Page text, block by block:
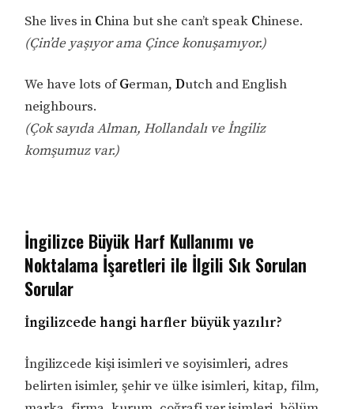
She lives in China but she can’t speak Chinese.
(Çin’de yaşıyor ama Çince konuşamıyor.)
We have lots ofGerman,Dutch and English
neighbours.
(Çok sayıda Alman, Hollandalı ve İngiliz
komşumuz var.)
İngilizce Büyük Harf Kullanımı ve
Noktalama İşaretleri ile İlgili Sık Sorulan
Sorular
İngilizcede hangi harfler büyük yazılır?
İngilizcede kişi isimleri ve soyisimleri, adres
belirten isimler, şehir ve ülke isimleri, kitap, film,